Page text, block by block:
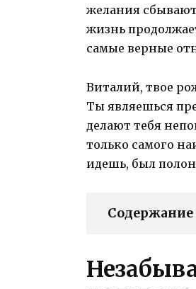
желания
жизнь
самые верные
Виталий, твое
Ты являешься
делают тебя
только самого
идешь, был
Содержание